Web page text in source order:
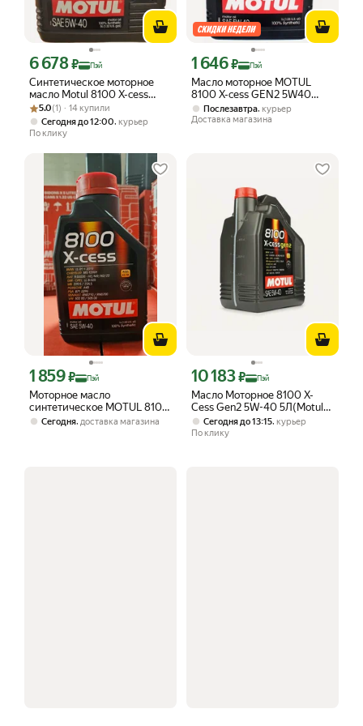
Синтетическое моторное
масло Motul 8100 X-cess
5W40, 5 литров
Цена с картой Яндекс Пэй 6678 ₽ вместо
6 678₽ Пэй
Рейтинг товара: 5.0 из 5
Оценок: (1) · 14 купили
5.0(1) · 14 купили
Сегодня до 12:00, курьер
По клику
Масло моторное MOTUL
8100 X-cess GEN2 5W40
синтетическое 1 л 109774
Цена с картой Яндекс Пэй 1646 ₽
1 646₽ Пэй
Послезавтра, курьер
Доставка магазина
Моторное масло
синтетическое MOTUL 8100
X-cess 5W-40, 1 литр
Цена с картой Яндекс Пэй 1859 ₽ вместо
1 859₽ Пэй
Сегодня, доставка магазина
Масло Моторное 8100 X-
Cess Gen2 5W-40 5Л(Motul
111682)
Цена с картой Яндекс Пэй 10183 ₽
10 183₽ Пэй
Сегодня до 13:15, курьер
По клику